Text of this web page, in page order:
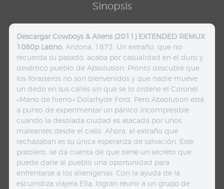
Sinopsis
Descargar Cowboys & Aliens (2011) EXTENDED REMUX
1080p Latino. Arizona, 1873. Un extraño, que no
recuerda su pasado, acaba por casualidad en el duro y
desértico pueblo de Absolution. Pronto descubre que
los forasteros no son bienvenidos y que nadie mueve
un dedo en sus calles sin que se lo ordene el Coronel
«Mano de hierro» Dolarhyde Ford. Pero Absolution está
a punto de experimentar un pánico incompresible
cuando la desolada ciudad es atacada por unos
maleantes desde el cielo. Ahora, el extraño que
rechazaban es su única esperanza de salvación. Este
pistolero, se da cuenta de que tiene un secreto que
puede darle al pueblo una oportunidad para
enfrentarse a los alienígenas. Con la ayuda de la
escurridiza viajera Ella, logran reunir a un grupo de